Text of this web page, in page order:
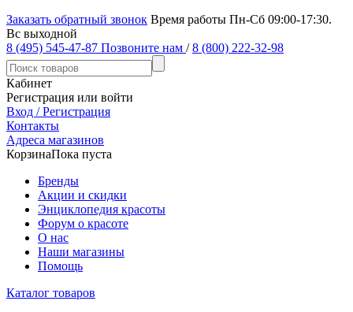
Заказать обратный звонок Время работы Пн-Сб 09:00-17:30.
Вс выходной
8 (495) 545-47-87 Позвоните нам / 8 (800) 222-32-98
Кабинет
Регистрация или войти
Вход / Регистрация
Контакты
Адреса магазинов
КорзинаПока пуста
Бренды
Акции и скидки
Энциклопедия красоты
Форум о красоте
О нас
Наши магазины
Помощь
Каталог товаров